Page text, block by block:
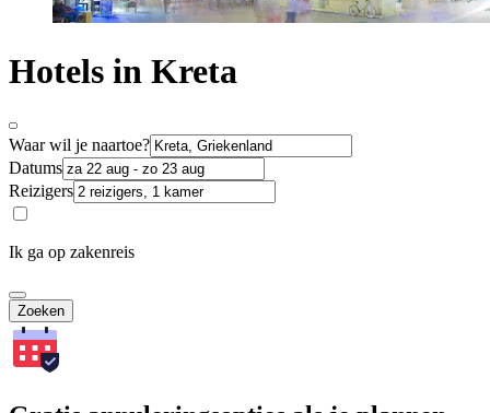
Hotels in Kreta
Waar wil je naartoe?
Datums
Reizigers
Ik ga op zakenreis
Zoeken